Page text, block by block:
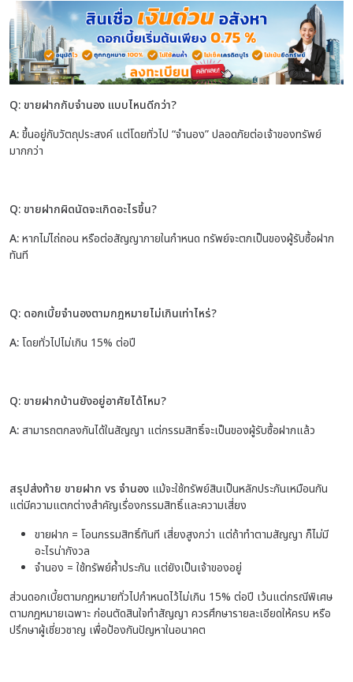
Q: ขายฝากกับจำนอง แบบไหนดีกว่า?
A:ขึ้นอยู่กับวัตถุประสงค์ แต่โดยทั่วไป “จำนอง” ปลอดภัยต่อเจ้าของทรัพย์
มากกว่า
Q: ขายฝากผิดนัดจะเกิดอะไรขึ้น?
A:หากไม่ไถ่ถอน หรือต่อสัญญาภายในกำหนด ทรัพย์จะตกเป็นของผู้รับซื้อฝาก
ทันที
Q: ดอกเบี้ยจำนองตามกฎหมายไม่เกินเท่าไหร่?
A:โดยทั่วไปไม่เกิน 15% ต่อปี
Q:ขายฝากบ้านยังอยู่อาศัยได้ไหม?
A:สามารถตกลงกันได้ในสัญญา แต่กรรมสิทธิ์จะเป็นของผู้รับซื้อฝากแล้ว
สรุปส่งท้าย ขายฝาก vs จำนอง แม้จะใช้ทรัพย์สินเป็นหลักประกันเหมือนกัน
แต่มีความแตกต่างสำคัญเรื่องกรรมสิทธิ์และความเสี่ยง
ขายฝาก = โอนกรรมสิทธิ์ทันที เสี่ยงสูงกว่า แต่ถ้าทำตามสัญญา ก็ไม่มี
อะไรน่ากังวล
จำนอง = ใช้ทรัพย์ค้ำประกัน แต่ยังเป็นเจ้าของอยู่
ส่วนดอกเบี้ยตามกฎหมายทั่วไปกำหนดไว้ไม่เกิน 15% ต่อปี เว้นแต่กรณีพิเศษ
ตามกฎหมายเฉพาะ ก่อนตัดสินใจทำสัญญา ควรศึกษารายละเอียดให้ครบ หรือ
ปรึกษาผู้เชี่ยวชาญ เพื่อป้องกันปัญหาในอนาคต